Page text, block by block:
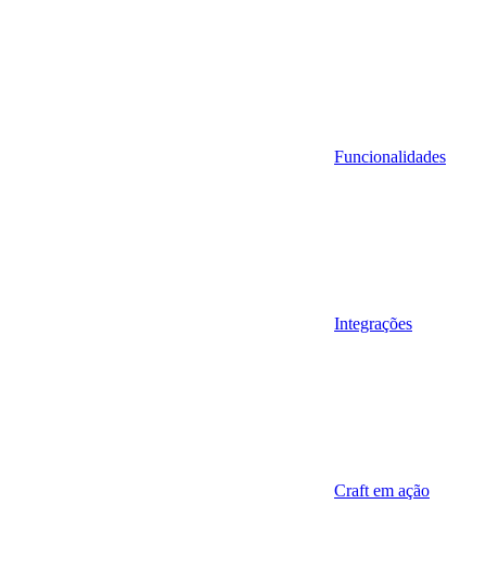
Funcionalidades
Integrações
Craft em ação